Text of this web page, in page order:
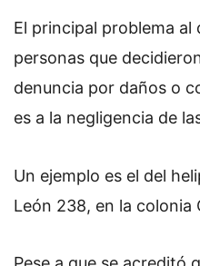
El principal problema al
personas que
denuncia por daños o
es a la negligencia de
Un ejemplo es el del
León 238, en la colonia